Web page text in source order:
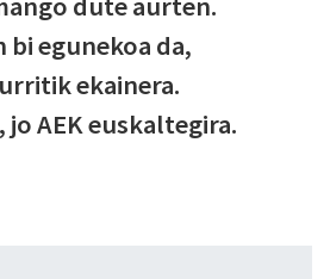
bi egunekoa da,
ekainera.
AEK euskaltegira.